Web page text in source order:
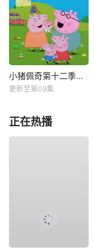
小猪佩奇第十二季国语
更新至第09集
正在热播